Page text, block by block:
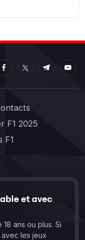
F1 2025
F1
et avec
ans ou plus. Si
les jeux